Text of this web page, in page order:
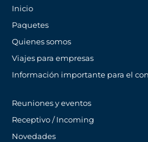
Inicio
Paquetes
Quienes somos
Viajes para empresas
Información importante para el
Reuniones y eventos
Receptivo / Incoming
Novedades